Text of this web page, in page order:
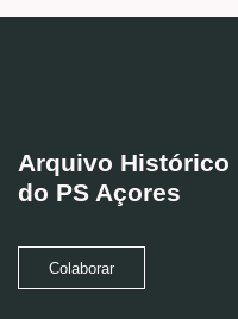
Arquivo Histórico
do PS Açores
Colaborar